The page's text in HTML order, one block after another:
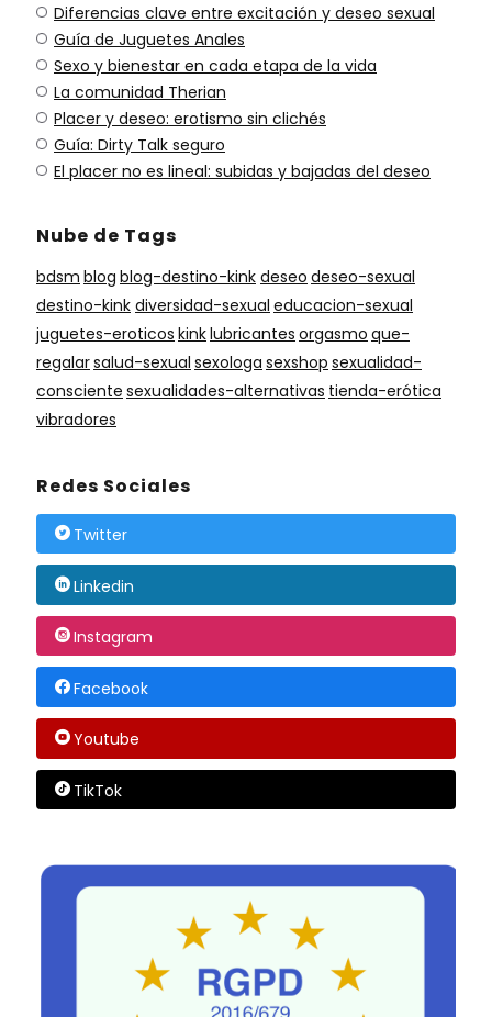
Diferencias clave entre excitación y deseo sexual
Guía de Juguetes Anales
Sexo y bienestar en cada etapa de la vida
La comunidad Therian
Placer y deseo: erotismo sin clichés
Guía: Dirty Talk seguro
El placer no es lineal: subidas y bajadas del deseo
Nube de Tags
bdsm blog blog-destino-kink deseo deseo-sexual
destino-kink diversidad-sexual educacion-sexual
juguetes-eroticos kinklubricantes orgasmo que-
regalarsalud-sexual sexologa sexshop sexualidad-
consciente sexualidades-alternativas tienda-erótica
vibradores
Redes Sociales
Twitter
Linkedin
Instagram
Facebook
Youtube
TikTok